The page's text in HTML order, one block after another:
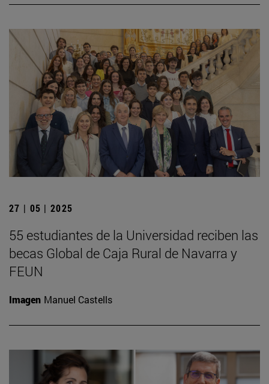
27 | 05 | 2025
55 estudiantes de la Universidad reciben las
becas Global de Caja Rural de Navarra y
FEUN
Imagen Manuel Castells